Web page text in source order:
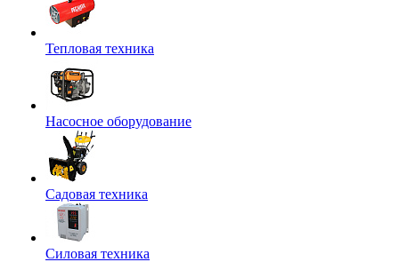
Тепловая техника
Насосное оборудование
Садовая техника
Силовая техника